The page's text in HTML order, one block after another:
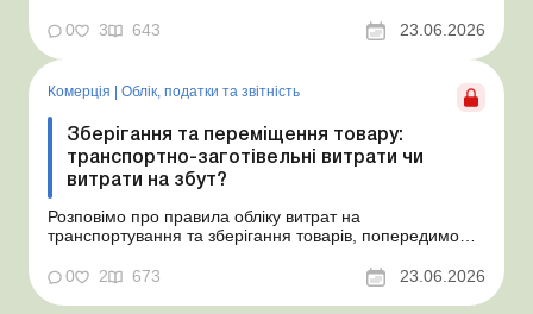
надамо рекомендації, як мінімізувати податкові ризики.
Проблемні витрати: податкові ризики та судова
практика Розуміємо ваші хвилювання через помилкове
неств...
0 3 643 23.06.2026
Комерція Облік, податки та звiтнiсть
Зберігання та переміщення товару:
транспортно-заготівельні витрати чи
витрати на збут?
Розповімо про правила обліку витрат на
транспортування та зберігання товарів, попередимо
нормативне обґрунтування. Проблемні витрати:
податкові ризики та судова практика Здавалось би, у
0 2 673 23.06.2026